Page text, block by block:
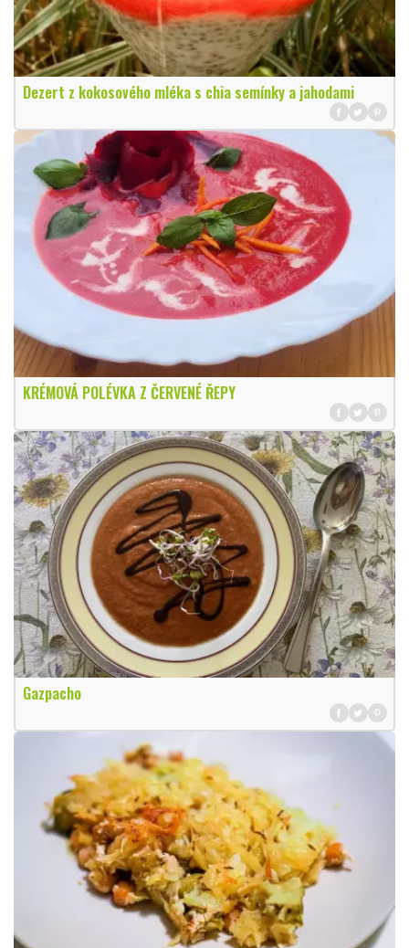
Dezert z kokosového mléka s chia semínky a jahodami
KRÉMOVÁ POLÉVKA Z ČERVENÉ ŘEPY
Gazpacho